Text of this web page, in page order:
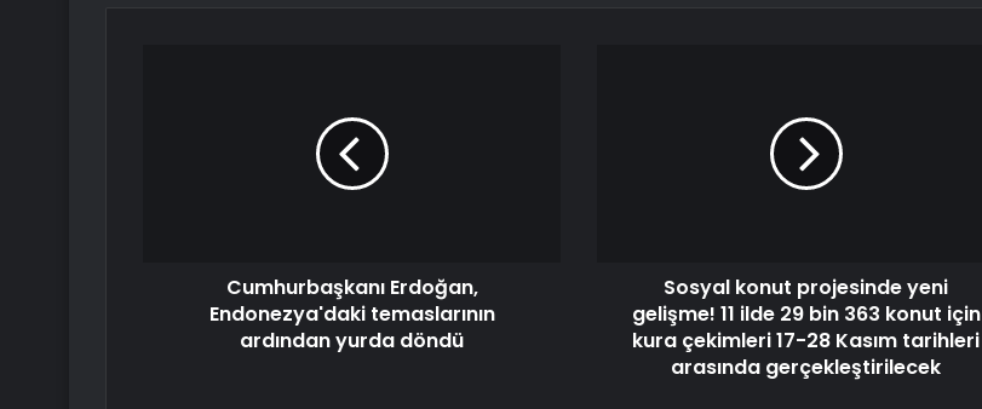
Cumhurbaşkanı Erdoğan,
Endonezya'daki temaslarının
ardından yurda döndü
Sosyal konut projesinde yeni
gelişme! 11 ilde 29 bin 363 konut için
kura çekimleri 17-28 Kasım tarihleri
arasında gerçekleştirilecek